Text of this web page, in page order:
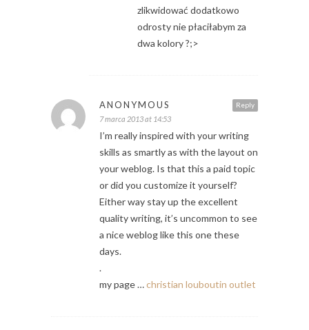
zlikwidować dodatkowo
odrosty nie płaciłabym za
dwa kolory ?;>
Reply
ANONYMOUS
7 marca 2013 at 14:53
I’m really inspired with your writing
skills as smartly as with the layout on
your weblog. Is that this a paid topic
or did you customize it yourself?
Either way stay up the excellent
quality writing, it’s uncommon to see
a nice weblog like this one these
days.
.
my page …christian louboutin outlet